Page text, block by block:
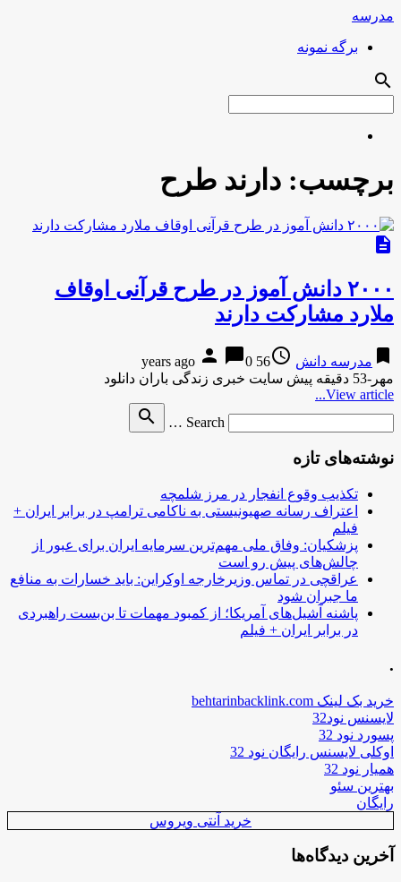
مدرسه
برگه نمونه
search
برچسب: دارند طرح
description
۲۰۰۰ دانش آموز در طرح قرآنی اوقاف
ملارد مشارکت دارند
bookmark مدرسه دانش access_time
56 years ago
person chat_bubble0
مهر-53 دقیقه پیش سایت خبری زندگی باران دانلود
View article...
Search …
search
نوشته‌های تازه
تکذیب وقوع انفجار در مرز شلمچه
اعتراف رسانه صهیونیستی به ناکامی ترامپ در برابر ایران +
فیلم
پزشکیان: وفاق ملی مهم‌ترین سرمایه ایران برای عبور از
چالش‌های پیش رو است
عراقچی در تماس وزیرخارجه اوکراین: باید خسارات به منافع
ما جبران شود
پاشنه آشیل‌های آمریکا؛ از کمبود مهمات تا بن‌بست راهبردی
در برابر ایران + فیلم
.
خرید بک لینک behtarinbacklink.com
لایسنس نود32
پسورد نود 32
اوکلی لایسنس رایگان نود 32
همیار نود 32
بهترین سئو
رایگان
خرید آنتی ویروس
آخرین دیدگاه‌ها